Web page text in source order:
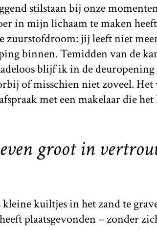
stilstaan bij onze
in mijn lichaam te maken
zuurstofdroom: jij leeft niet
binnen. Temidden van de
blijf ik in de deuropening
of misschien niet zoveel. Het
met een makelaar die
groot in
kuiltjes in het zand te
plaatsgevonden – zonder